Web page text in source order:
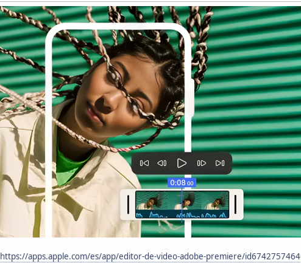
https://apps.apple.com/es/app/editor-de-video-adobe-premiere/id6742757464